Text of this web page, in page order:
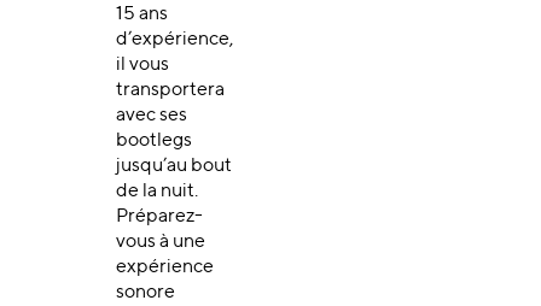
15 ans
d’expérience,
il vous
transportera
avec ses
bootlegs
jusqu’au bout
de la nuit.
Préparez-
vous à une
expérience
sonore